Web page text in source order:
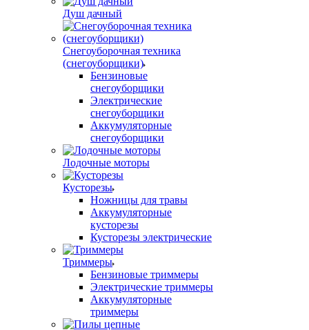
Душ дачный
Снегоуборочная техника
(снегоуборщики)
Бензиновые
снегоуборщики
Электрические
снегоуборщики
Аккумуляторные
снегоуборщики
Лодочные моторы
Кусторезы
Ножницы для травы
Аккумуляторные
кусторезы
Кусторезы электрические
Триммеры
Бензиновые триммеры
Электрические триммеры
Аккумуляторные
триммеры